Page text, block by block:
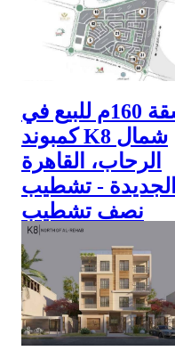
شقة 160م للبيع في
كمبوند K8 شمال
الرحاب، القاهرة
الجديدة - تشطيب
نصف تشطيب
3 ج.م
16 July 2026